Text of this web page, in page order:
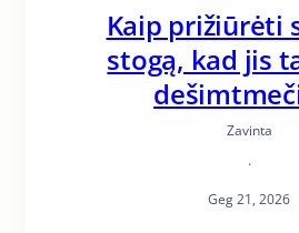
Kaip prižiūrėti
stogą, kad jis
Zavinta
·
Geg 21, 2026